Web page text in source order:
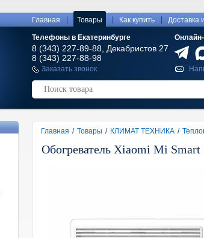
Главная Товары Как купить Доставка
Телефоны в Екатеринбурге
8 (343) 227-89-88, Декабристов 27
8 (343) 227-88-98
Заказать звонок
Главная / Товары / КЛИМАТ ТЕХНИКА /
Обогреватель Xiaomi Mi Smart